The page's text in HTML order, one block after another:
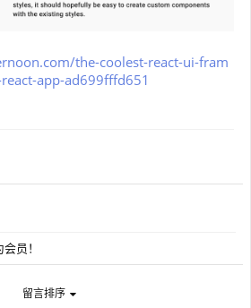
the-coolest-react-ui-fram
app-ad699fffd651
员！
留言排序